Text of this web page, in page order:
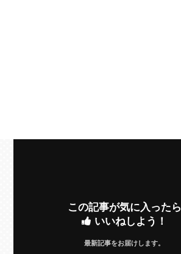
この記事が気に入ったら
いいねしよう！
最新記事をお届けします。